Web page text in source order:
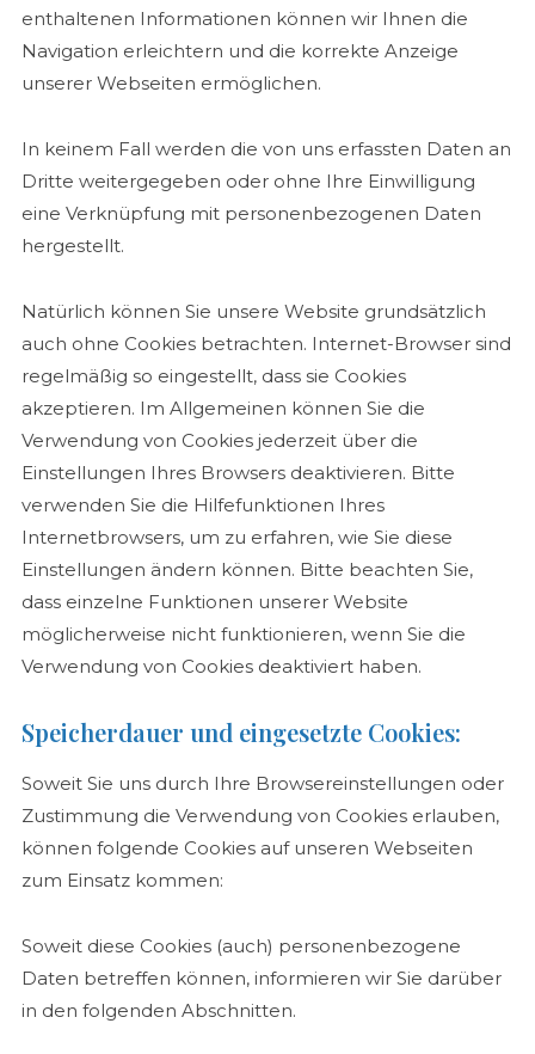
enthaltenen Informationen können wir Ihnen die
Navigation erleichtern und die korrekte Anzeige
unserer Webseiten ermöglichen.
In keinem Fall werden die von uns erfassten Daten an
Dritte weitergegeben oder ohne Ihre Einwilligung
eine Verknüpfung mit personenbezogenen Daten
hergestellt.
Natürlich können Sie unsere Website grundsätzlich
auch ohne Cookies betrachten. Internet-Browser sind
regelmäßig so eingestellt, dass sie Cookies
akzeptieren. Im Allgemeinen können Sie die
Verwendung von Cookies jederzeit über die
Einstellungen Ihres Browsers deaktivieren. Bitte
verwenden Sie die Hilfefunktionen Ihres
Internetbrowsers, um zu erfahren, wie Sie diese
Einstellungen ändern können. Bitte beachten Sie,
dass einzelne Funktionen unserer Website
möglicherweise nicht funktionieren, wenn Sie die
Verwendung von Cookies deaktiviert haben.
Speicherdauer und eingesetzte Cookies:
Soweit Sie uns durch Ihre Browsereinstellungen oder
Zustimmung die Verwendung von Cookies erlauben,
können folgende Cookies auf unseren Webseiten
zum Einsatz kommen:
Soweit diese Cookies (auch) personenbezogene
Daten betreffen können, informieren wir Sie darüber
in den folgenden Abschnitten.